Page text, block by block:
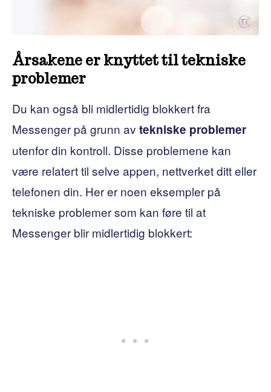
Årsakene er knyttet til tekniske
problemer
Du kan også bli midlertidig blokkert fra
Messenger på grunn av tekniske problemer
utenfor din kontroll. Disse problemene kan
være relatert til selve appen, nettverket ditt eller
telefonen din. Her er noen eksempler på
tekniske problemer som kan føre til at
Messenger blir midlertidig blokkert: